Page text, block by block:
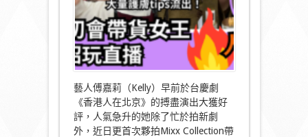
王
美
容
過
招
玩
直
播
護
膚
秘
訣
藝人傅嘉莉（Kelly）早前於台慶劇
《香港人在北京》的搏盡演出大獲好
評，人氣急升的她除了忙於拍新劇
外，近日更首次夥拍Mixx Collection帶